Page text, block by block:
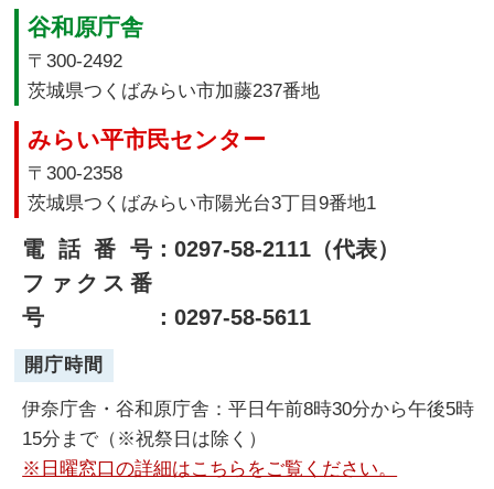
谷和原庁舎
〒300-2492
茨城県つくばみらい市加藤237番地
みらい平市民センター
〒300-2358
茨城県つくばみらい市陽光台3丁目9番地1
電話番号：0297-58-2111（代表）
ファクス番
号
：0297-58-5611
開庁時間
伊奈庁舎・谷和原庁舎：平日午前8時30分から午後5時
15分まで（※祝祭日は除く）
※日曜窓口の詳細はこちらをご覧ください。